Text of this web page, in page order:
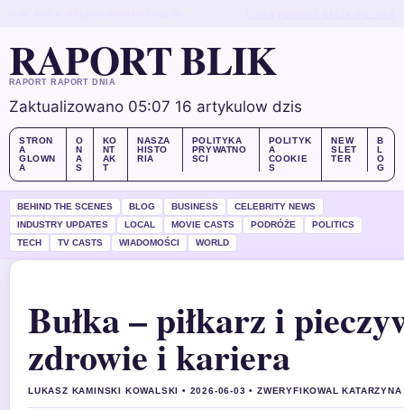
RAPORT BLIK
RAPORT RAPORT DNIA
Zaktualizowano 05:07 16 artykulow dzis
STRON
A
GLOWN
A
O
N
A
S
KO
NT
AK
T
NASZA
HISTO
RIA
POLITYKA
PRYWATNO
SCI
POLITYK
A
COOKIE
S
NEW
SLET
TER
B
L
O
G
BEHIND THE SCENES BLOG BUSINESS
CELEBRITY NEWS
INDUSTRY UPDATES
LOCAL MOVIE CASTS PODRÓŻE
POLITICS
TECH
TV CASTS WIADOMOŚCI WORLD
Bułka – piłkarz i
zdrowie i kariera
LUKASZ KAMINSKI KOWALSKI • 2026-06-03 • ZWERYFIKOWAL KATARZYNA